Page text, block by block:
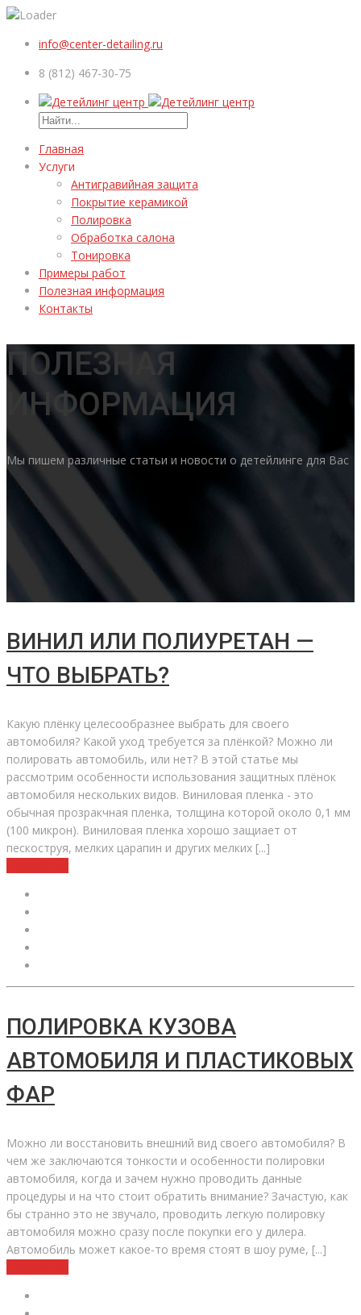
info@center-detailing.ru
8 (812) 467-30-75
Главная
Услуги
Антигравийная защита
Покрытие керамикой
Полировка
Обработка салона
Тонировка
Примеры работ
Полезная информация
Контакты
ПОЛЕЗНАЯ
ИНФОРМАЦИЯ
Мы пишем различные статьи и новости о детейлинге для Вас
ВИНИЛ ИЛИ ПОЛИУРЕТАН —
ЧТО ВЫБРАТЬ?
Какую плёнку целесообразнее выбрать для своего
автомобиля? Какой уход требуется за плёнкой? Можно ли
полировать автомобиль, или нет? В этой статье мы
рассмотрим особенности использования защитных плёнок
автомобиля нескольких видов. Виниловая пленка - это
обычная прозракчная пленка, толщина которой около 0,1 мм
(100 микрон). Виниловая пленка хорошо защиает от
пескоструя, мелких царапин и других мелких [...]
ПОЛИРОВКА КУЗОВА
АВТОМОБИЛЯ И ПЛАСТИКОВЫХ
ФАР
Можно ли восстановить внешний вид своего автомобиля? В
чем же заключаются тонкости и особенности полировки
автомобиля, когда и зачем нужно проводить данные
процедуры и на что стоит обратить внимание? Зачастую, как
бы странно это не звучало, проводить легкую полировку
автомобиля можно сразу после покупки его у дилера.
Автомобиль может какое-то время стоят в шоу руме, [...]